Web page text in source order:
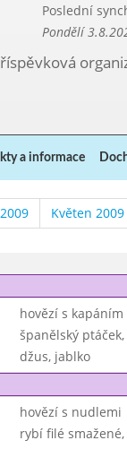
Poslední
Pondělí
a informace
Květen 2009
hovězí s kapáním
španělský
džus, jablko
hovězí s nudlemi
rybí filé